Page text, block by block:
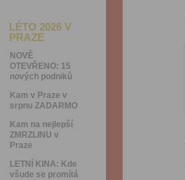
LÉTO 2026 V
PRAZE
NOVĚ
OTEVŘENO: 15
nových podniků
Kam v Praze v
srpnu ZADARMO
Kam na nejlepší
ZMRZLINU v
Praze
LETNÍ KINA: Kde
všude se promítá